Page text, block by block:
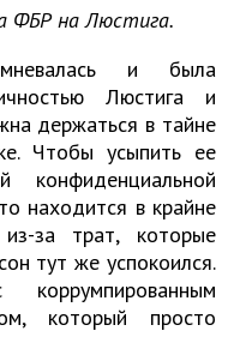
ФБР на Люстига.
и была
Люстига и
держаться в тайне
Чтобы усыпить ее
конфиденциальной
находится в крайне
из-за трат, которые
тут же успокоился.
который просто